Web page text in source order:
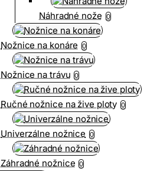
Náhradné nože 0
Nožnice na konáre 0
Nožnice na trávu 0
Ručné nožnice na žive ploty 0
Univerzálne nožnice 0
Záhradné nožnice 0